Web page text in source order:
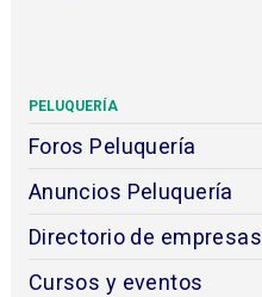
PELUQUERÍA
Foros Peluquería
Anuncios Peluquería
Directorio de empresas
Cursos y eventos